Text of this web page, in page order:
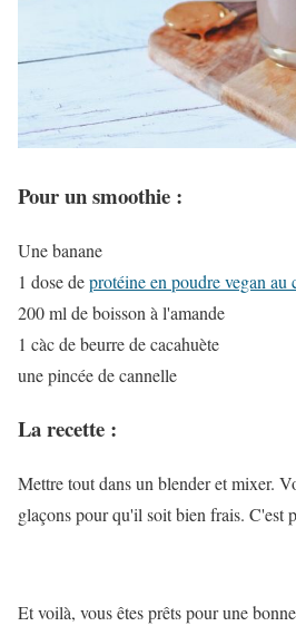
Pour un smoothie :
Une banane
1 dose deprotéine en poudre vegan au
200 ml de boisson à l'amande
1 càc de beurre de cacahuète
une pincée de cannelle
La recette :
Mettre tout dans un blender et mixer.
glaçons pour qu'il soit bien frais. C'est
Et voilà, vous êtes prêts pour une